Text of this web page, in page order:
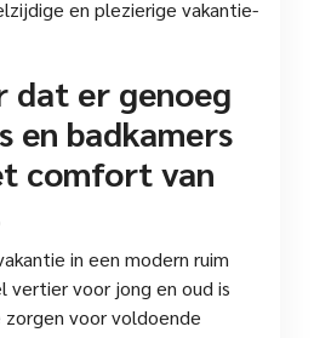
en plezierige vakantie-
dat er genoeg
en badkamers
comfort van
in een modern ruim
vertier voor jong en oud is
voor voldoende